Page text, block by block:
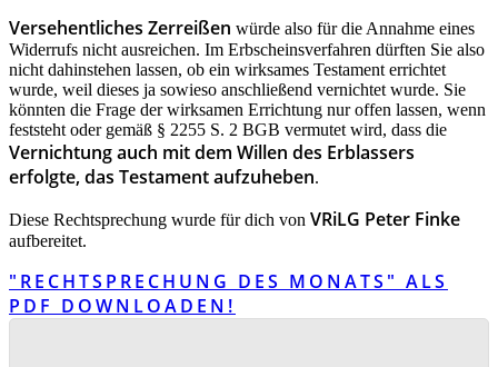
Versehentliches Zerreißen würde also für die Annahme eines
Widerrufs nicht ausreichen. Im Erbscheinsverfahren dürften Sie also
nicht dahinstehen lassen, ob ein wirksames Testament errichtet
wurde, weil dieses ja sowieso anschließend vernichtet wurde. Sie
könnten die Frage der wirksamen Errichtung nur offen lassen, wenn
feststeht oder gemäß § 2255 S. 2 BGB vermutet wird, dass die
Vernichtung auch mit dem Willen des Erblassers
erfolgte, das Testament aufzuheben.
Diese Rechtsprechung wurde für dich von VRiLG Peter Finke
aufbereitet.
"RECHTSPRECHUNG DES MONATS" ALS
PDF DOWNLOADEN!